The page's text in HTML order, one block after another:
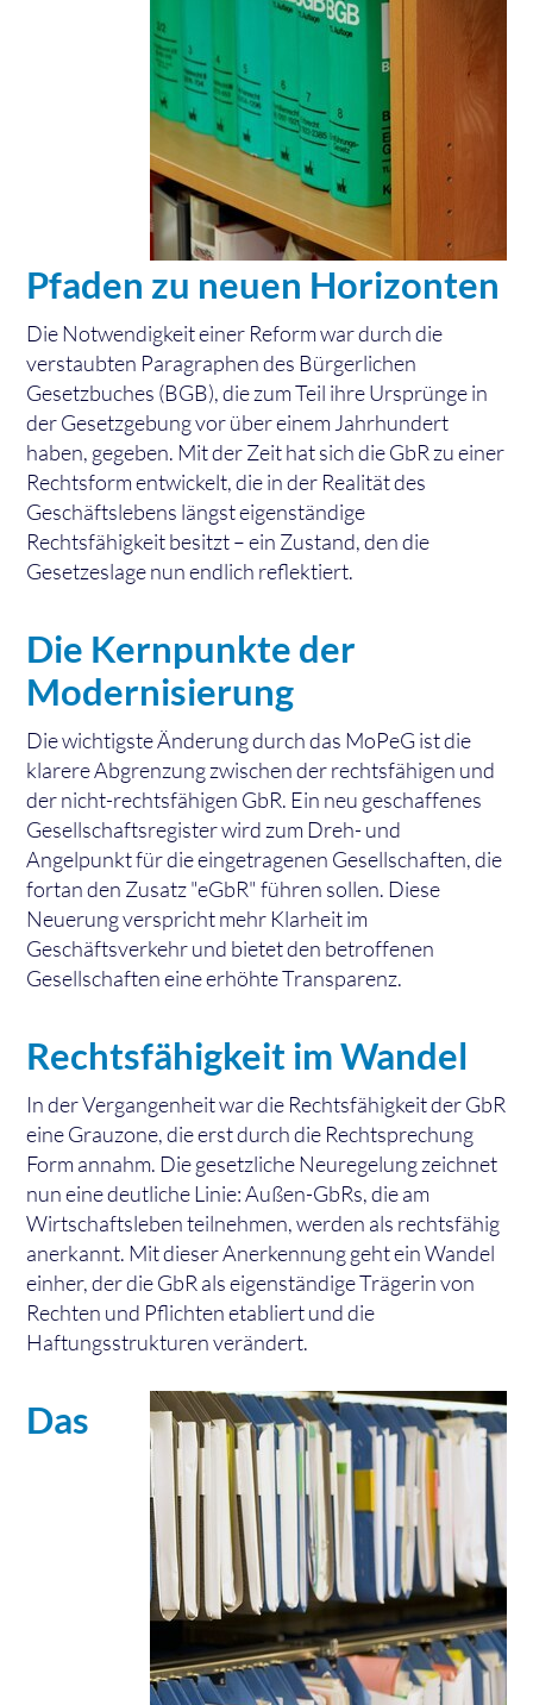
Pfaden zu neuen Horizonten
Die Notwendigkeit einer Reform war durch die
verstaubten Paragraphen des Bürgerlichen
Gesetzbuches (BGB), die zum Teil ihre Ursprünge in
der Gesetzgebung vor über einem Jahrhundert
haben, gegeben. Mit der Zeit hat sich die GbR zu einer
Rechtsform entwickelt, die in der Realität des
Geschäftslebens längst eigenständige
Rechtsfähigkeit besitzt – ein Zustand, den die
Gesetzeslage nun endlich reflektiert.
Die Kernpunkte der
Modernisierung
Die wichtigste Änderung durch das MoPeG ist die
klarere Abgrenzung zwischen der rechtsfähigen und
der nicht-rechtsfähigen GbR. Ein neu geschaffenes
Gesellschaftsregister wird zum Dreh- und
Angelpunkt für die eingetragenen Gesellschaften, die
fortan den Zusatz "eGbR" führen sollen. Diese
Neuerung verspricht mehr Klarheit im
Geschäftsverkehr und bietet den betroffenen
Gesellschaften eine erhöhte Transparenz.
Rechtsfähigkeit im Wandel
In der Vergangenheit war die Rechtsfähigkeit der GbR
eine Grauzone, die erst durch die Rechtsprechung
Form annahm. Die gesetzliche Neuregelung zeichnet
nun eine deutliche Linie: Außen-GbRs, die am
Wirtschaftsleben teilnehmen, werden als rechtsfähig
anerkannt. Mit dieser Anerkennung geht ein Wandel
einher, der die GbR als eigenständige Trägerin von
Rechten und Pflichten etabliert und die
Haftungsstrukturen verändert.
Das